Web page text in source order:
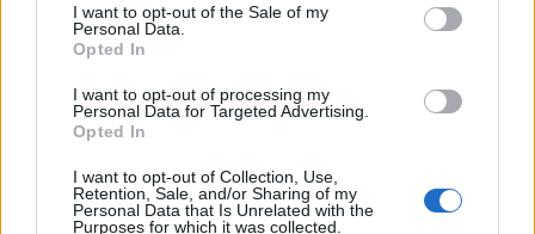
I want to opt-out of the Sale of my
Personal Data.
Opted In
I want to opt-out of processing my
Personal Data for Targeted Advertising.
Opted In
I want to opt-out of Collection, Use,
Retention, Sale, and/or Sharing of my
Personal Data that Is Unrelated with the
Purposes for which it was collected.
Προαστιακός: Προχωρά η επέκταση της
γραμμής προς το Λουτράκι – Οι νέοι σταθμοί
08/08/2026 11:34